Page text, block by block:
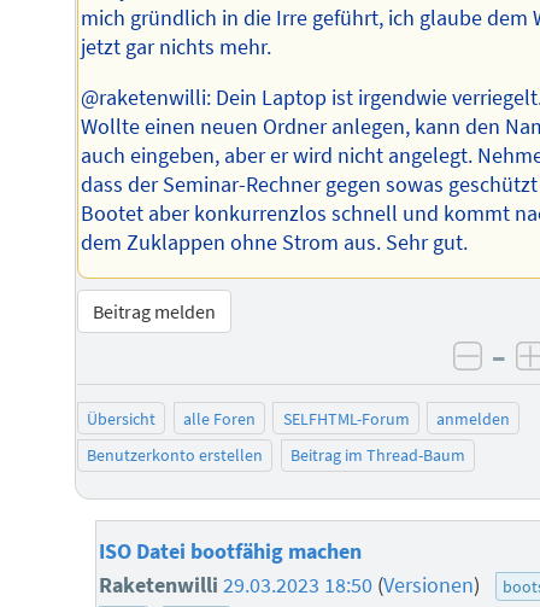
mich gründlich in die Irre geführt, ich glaube dem
jetzt gar nichts mehr.
@raketenwilli: Dein Laptop ist irgendwie
Wollte einen neuen Ordner anlegen, kann den
auch eingeben, aber er wird nicht angelegt.
dass der Seminar-Rechner gegen sowas
Bootet aber konkurrenzlos schnell und kommt
dem Zuklappen ohne Strom aus. Sehr gut.
Beitrag melden
–
Übersicht alle Foren SELFHTML-Forum
anmelden
Benutzerkonto erstellen
Beitrag im Thread-Baum
ISO Datei bootfähig machen
Raketenwilli 29.03.2023 18:50 (Versionen)